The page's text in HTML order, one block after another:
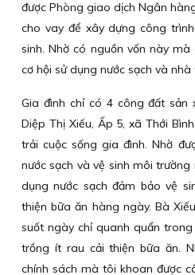
được Phòng giao dịch Ngân
cho vay để xây dựng công
sinh. Nhờ có nguồn vốn này
cơ hội sử dụng nước sạch và nhà
Gia đình chỉ có 4 công đất sản
Diệp Thị Xiếu, Ấp 5, xã Thới
trải cuộc sống gia đình. Nhờ
nước sạch và vệ sinh môi
dụng nước sạch đảm bảo vệ
thiện bữa ăn hàng ngày. Bà
suốt ngày chỉ quanh quẩn
trồng ít rau cải thiện bữa ăn.
chính sách mà tôi khoan được